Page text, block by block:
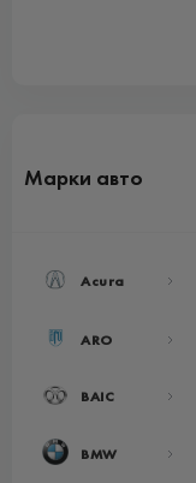
Марки авто
Acura
ARO
BAIC
BMW